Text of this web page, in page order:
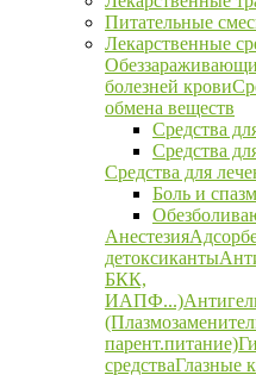
Питательные
Лекарственные
болезней крови
обмена веществ
Средства
Средства
Средства для
Боль и
Анестезия
детоксиканты
БКК,
ИАПФ...)
парент.питание)
средстваГлазные